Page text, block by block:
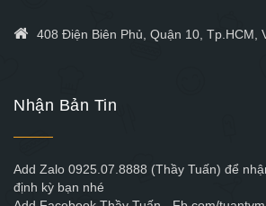
408 Điện Biên Phủ, Quận 10, Tp.HCM,
Nhận Bản Tin
Add Zalo 0925.07.8888 (Thầy Tuấn) để
định kỳ bạn nhé